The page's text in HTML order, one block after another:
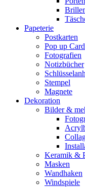
Papeterie
Postkarten
Pop up
Fotografien
Notizbücher
Stempel
Magnete
Dekoration
Bilder &
Keramik &
Masken
Wandhaken
Windspiele